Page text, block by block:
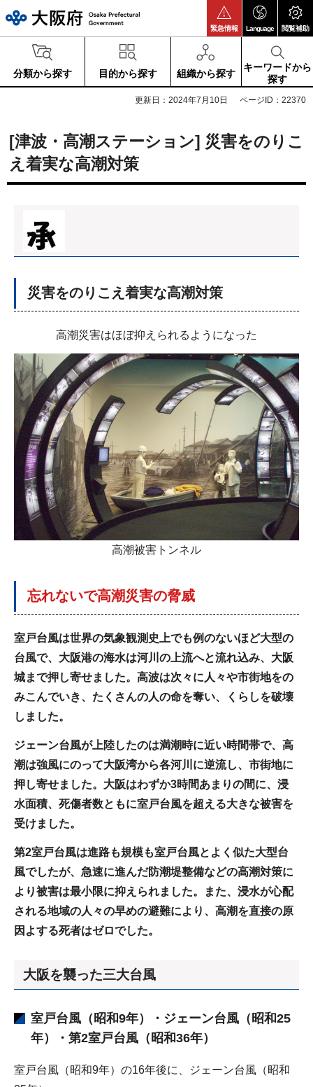
緊急情報 Language 閲覧補助
分類から探す 目的から探す 組織から探す
キーワードから
探す
更新日：2024年7月10日 ページID：22370
[津波・高潮ステーション] 災害をのりこ
え着実な高潮対策
災害をのりこえ着実な高潮対策
高潮災害はほぼ抑えられるようになった
高潮被害トンネル
忘れないで高潮災害の脅威
室戸台風は世界の気象観測史上でも例のないほど大型の
台風で、大阪港の海水は河川の上流へと流れ込み、大阪
城まで押し寄せました。高波は次々に人々や市街地をの
みこんでいき、たくさんの人の命を奪い、くらしを破壊
しました。
ジェーン台風が上陸したのは満潮時に近い時間帯で、高
潮は強風にのって大阪湾から各河川に逆流し、市街地に
押し寄せました。大阪はわずか3時間あまりの間に、浸
水面積、死傷者数ともに室戸台風を超える大きな被害を
受けました。
第2室戸台風は進路も規模も室戸台風とよく似た大型台
風でしたが、急速に進んだ防潮堤整備などの高潮対策に
より被害は最小限に抑えられました。また、浸水が心配
される地域の人々の早めの避難により、高潮を直接の原
因よする死者はゼロでした。
大阪を襲った三大台風
室戸台風（昭和9年）・ジェーン台風（昭和25
年）・第2室戸台風（昭和36年）
室戸台風（昭和9年）の16年後に、ジェーン台風（昭和